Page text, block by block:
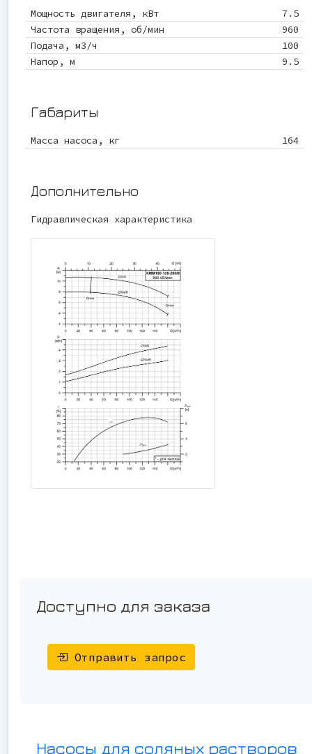
Мощность двигателя, кВт
7.5
Частота вращения, об/мин
960
Подача, м3/ч
100
Напор, м
9.5
Габариты
Масса насоса, кг 164
Дополнительно
Гидравлическая характеристика
Доступно для заказа
Отправить запрос
Насосы для соляных растворов